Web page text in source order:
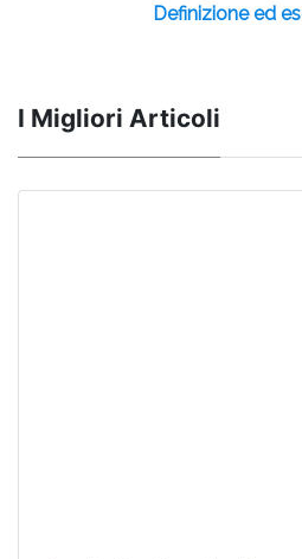
Definizione ed
I Migliori Articoli